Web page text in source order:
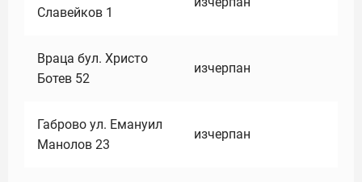
Славейков 1
Враца бул. Христо
Ботев 52
изчерпан
Габрово ул. Емануил
Манолов 23
изчерпан